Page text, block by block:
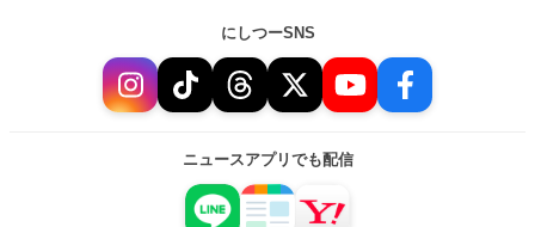
にしつーSNS
ニュースアプリでも配信